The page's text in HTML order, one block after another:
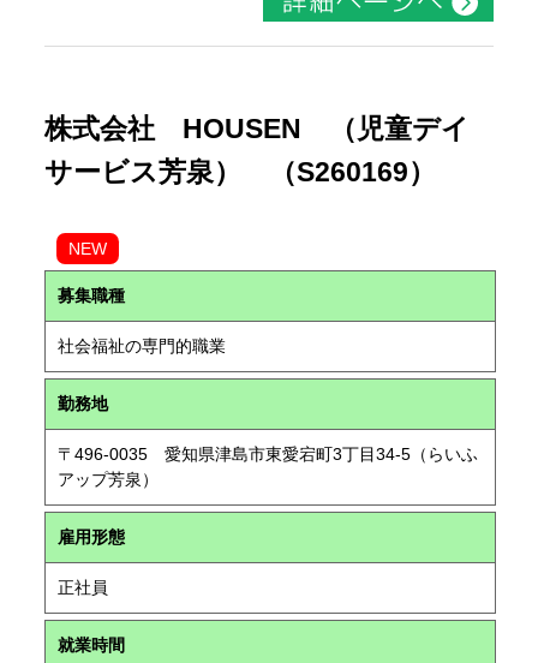
株式会社 HOUSEN （児童デイ
サービス芳泉） （S260169）
NEW
募集職種
社会福祉の専門的職業
勤務地
〒496-0035 愛知県津島市東愛宕町3丁目34-5（らいふ
アップ芳泉）
雇用形態
正社員
就業時間